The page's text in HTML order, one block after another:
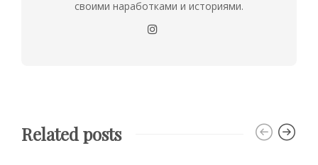
своими наработками и историями.
Related posts